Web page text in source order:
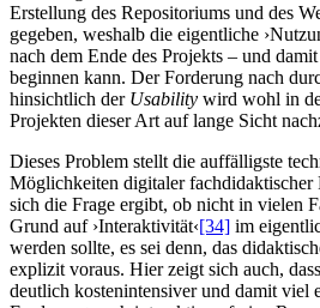
Erstellung des Repositoriums und des
gegeben, weshalb die eigentliche
nach dem Ende des Projekts – und
beginnen kann. Der Forderung nach
hinsichtlich der Usability wird wohl in
Projekten dieser Art auf lange Sicht
Dieses Problem stellt die auffälligste
Möglichkeiten digitaler fachdidaktischer
sich die Frage ergibt, ob nicht in vielen
Grund auf ›Interaktivität‹[34] im
werden sollte, es sei denn, das
explizit voraus. Hier zeigt sich auch,
deutlich kostenintensiver und damit viel